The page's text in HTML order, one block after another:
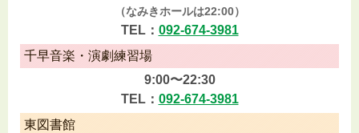
（なみきホールは22:00）
TEL： 092-674-3981
千早音楽・演劇練習場
9:00〜22:30
TEL： 092-674-3981
東図書館